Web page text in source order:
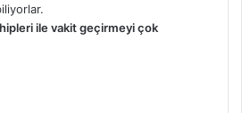
ile vakit geçirmeyi çok